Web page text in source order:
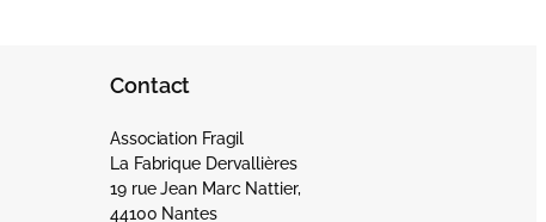
Contact
Association Fragil
La Fabrique Dervallières
19 rue Jean Marc Nattier,
44100 Nantes